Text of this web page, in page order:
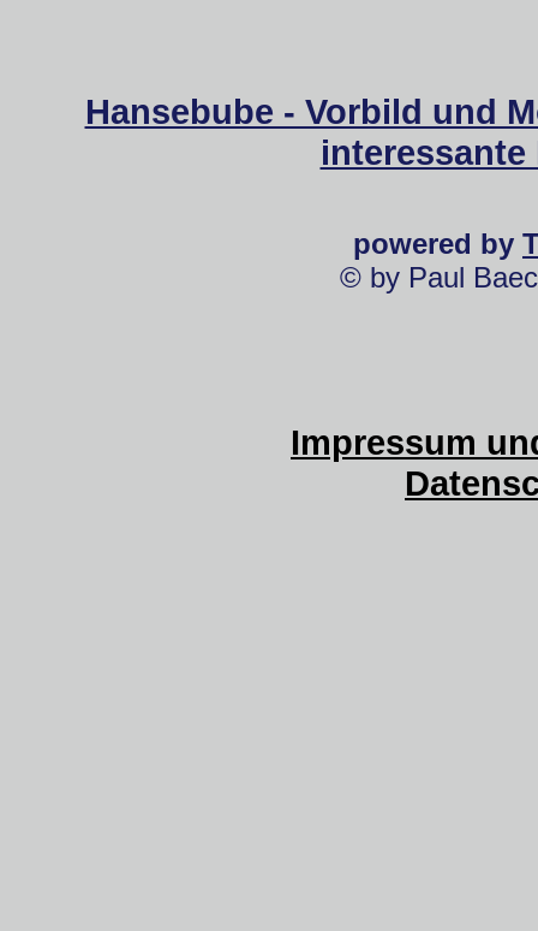
Hansebube - Vorbild und
powered by
© by Paul
Impressum